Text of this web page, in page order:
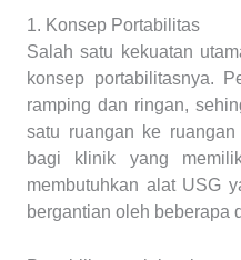
1. Konsep Portabilitas
Salah satu kekuatan
konsep portabilitasnya.
ramping dan ringan,
satu ruangan ke
bagi klinik yang
membutuhkan alat USG
bergantian oleh beberapa